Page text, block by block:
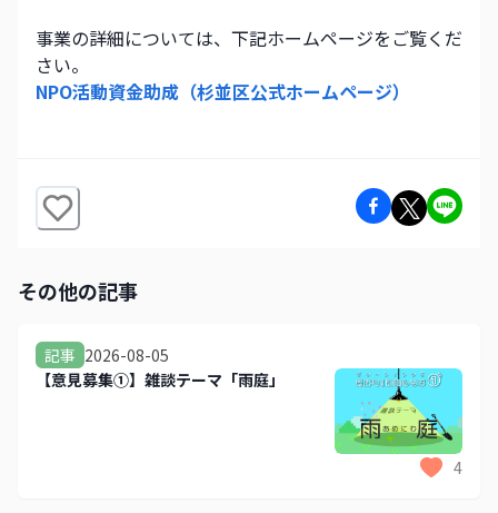
事業の詳細については、下記ホームページをご覧くだ
さい。
NPO活動資金助成（杉並区公式ホームページ）
その他の記事
記事 2026-08-05
【意見募集①】雑談テーマ「雨庭」
4